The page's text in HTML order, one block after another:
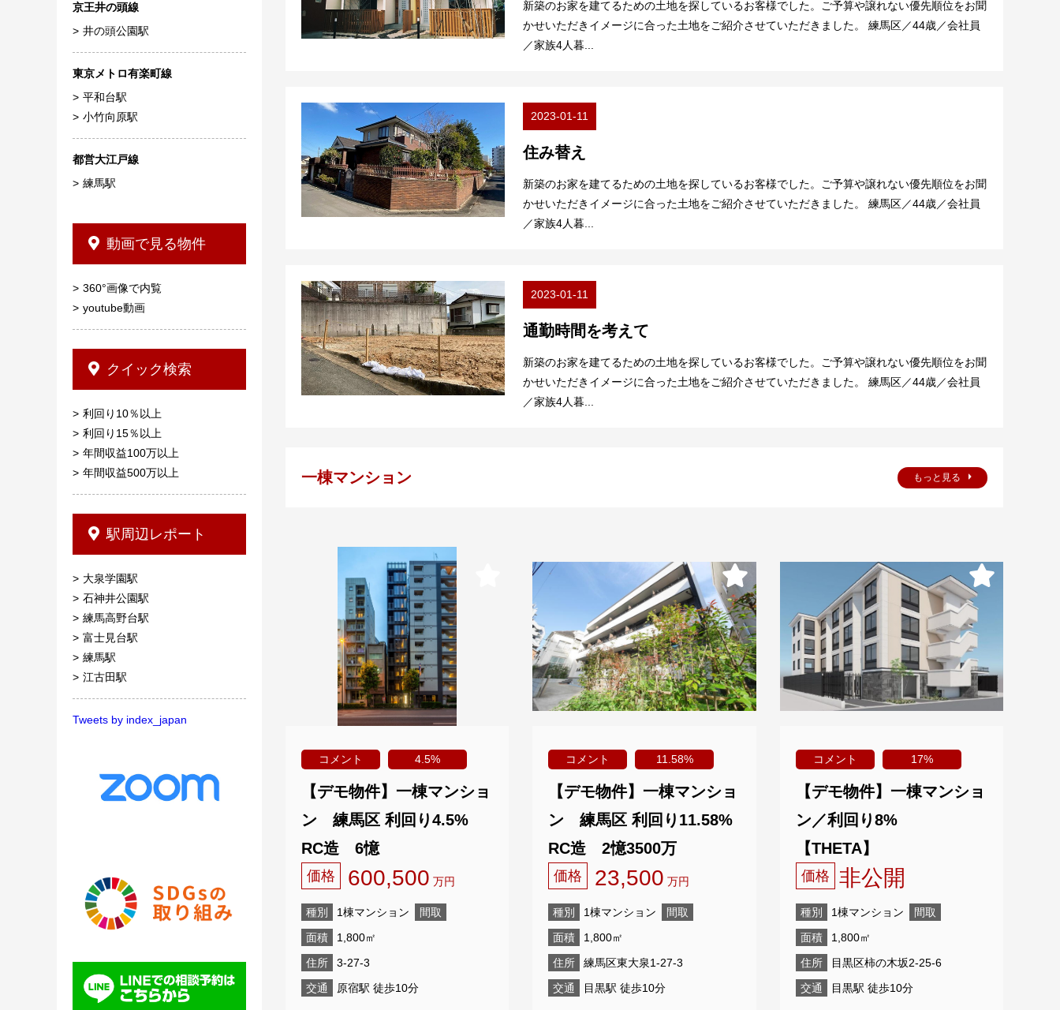
京王井の頭線
井の頭公園駅
東京メトロ有楽町線
平和台駅
小竹向原駅
都営大江戸線
練馬駅
動画で見る物件
360°画像で内覧
youtube動画
クイック検索
利回り10％以上
利回り15％以上
年間収益100万以上
年間収益500万以上
駅周辺レポート
大泉学園駅
石神井公園駅
練馬高野台駅
富士見台駅
練馬駅
江古田駅
Tweets by index_japan
新築のお家を建てるための土地を探しているお客様でした。ご予算や譲れない優先順位をお聞
かせいただきイメージに合った土地をご紹介させていただきました。 練馬区／44歳／会社員
／家族4人暮...
2023-01-11
住み替え
新築のお家を建てるための土地を探しているお客様でした。ご予算や譲れない優先順位をお聞
かせいただきイメージに合った土地をご紹介させていただきました。 練馬区／44歳／会社員
／家族4人暮...
2023-01-11
通勤時間を考えて
新築のお家を建てるための土地を探しているお客様でした。ご予算や譲れない優先順位をお聞
かせいただきイメージに合った土地をご紹介させていただきました。 練馬区／44歳／会社員
／家族4人暮...
一棟マンション もっと見る
コメント 4.5%
【デモ物件】一棟マンショ
ン 練馬区 利回り4.5%
RC造 6憶
価格 600,500 万円
種別 1棟マンション
間取
面積
1,800㎡
住所
3-27-3
交通
原宿駅 徒歩10分
コメント 11.58%
【デモ物件】一棟マンショ
ン 練馬区 利回り11.58%
RC造 2憶3500万
価格 23,500 万円
種別 1棟マンション
間取
面積
1,800㎡
住所
練馬区東大泉1-27-3
交通
目黒駅 徒歩10分
コメント 17%
【デモ物件】一棟マンショ
ン／利回り8%
【THETA】
価格 非公開
種別 1棟マンション
間取
面積
1,800㎡
住所
目黒区柿の木坂2-25-6
交通
目黒駅 徒歩10分